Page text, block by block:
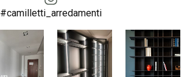
#camilletti_arredamenti